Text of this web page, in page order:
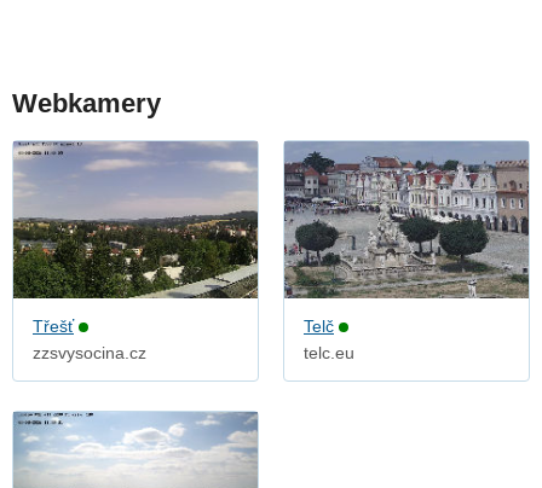
Webkamery
Třešť
zzsvysocina.cz
Telč
telc.eu